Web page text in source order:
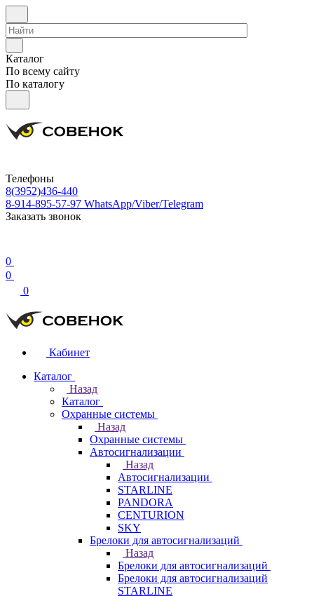
Каталог
По всему сайту
По каталогу
Телефоны
8(3952)436-440
8-914-895-57-97 WhatsApp/Viber/Telegram
Заказать звонок
0
0
0
Кабинет
Каталог
Назад
Каталог
Охранные системы
Назад
Охранные системы
Автосигнализации
Назад
Автосигнализации
STARLINE
PANDORA
CENTURION
SKY
Брелоки для автосигнализаций
Назад
Брелоки для автосигнализаций
Брелоки для автосигнализаций
STARLINE